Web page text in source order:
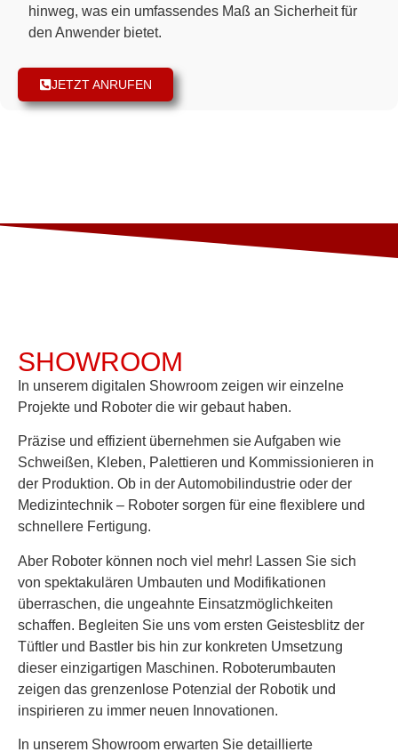
hinweg, was ein umfassendes Maß an Sicherheit für
den Anwender bietet.
JETZT ANRUFEN
SHOWROOM
In unserem digitalen Showroom zeigen wir einzelne
Projekte und Roboter die wir gebaut haben.
Präzise und effizient übernehmen sie Aufgaben wie
Schweißen, Kleben, Palettieren und Kommissionieren in
der Produktion. Ob in der Automobilindustrie oder der
Medizintechnik – Roboter sorgen für eine flexiblere und
schnellere Fertigung.
Aber Roboter können noch viel mehr! Lassen Sie sich
von spektakulären Umbauten und Modifikationen
überraschen, die ungeahnte Einsatzmöglichkeiten
schaffen. Begleiten Sie uns vom ersten Geistesblitz der
Tüftler und Bastler bis hin zur konkreten Umsetzung
dieser einzigartigen Maschinen. Roboterumbauten
zeigen das grenzenlose Potenzial der Robotik und
inspirieren zu immer neuen Innovationen.
In unserem Showroom erwarten Sie detaillierte